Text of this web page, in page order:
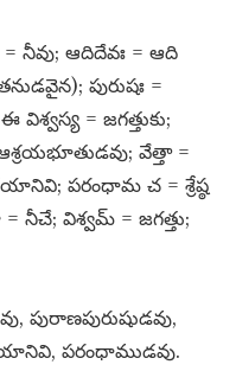
నీవు; ఆదిదేవః = ఆది
పురుషః =
విశ్వస్య = జగత్తుకు;
వేత్తా =
పరంధామ చ = శ్రేష్ఠ
విశ్వమ్​ = జగత్తు;
పురాణపురుషుడవు,
పరంధాముడవు.